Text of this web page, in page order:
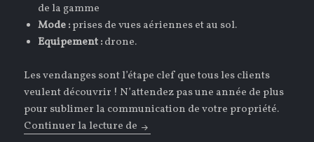
de la gamme
Mode :prises de vues aériennes et au sol.
Equipement :drone.
Les vendanges sont l’étape clef que tous les clients
veulent découvrir ! N’attendez pas une année de plus
pour sublimer la communication de votre propriété.
Continuer la lecture de Flash Spécial Vendanges